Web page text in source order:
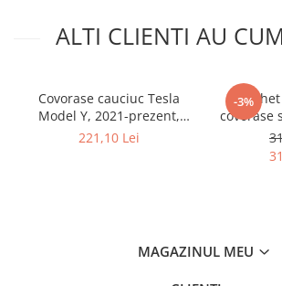
ALTI CLIENTI AU
Covorase cauciuc Tesla
Model Y, 2021-prezent,
Rigum
221,10 Lei
-3%
covorase
MAGAZINUL MEU